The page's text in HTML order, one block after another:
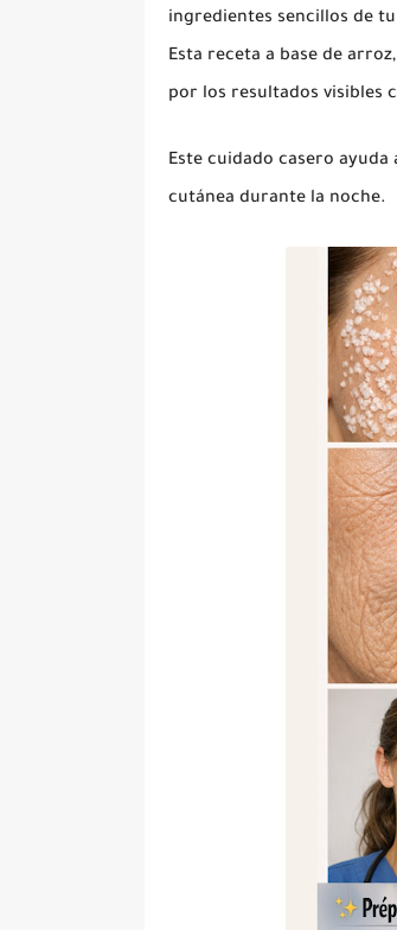
ingredientes sencillos de
Esta receta a base de
por los resultados visibles
Este cuidado casero
cutánea durante la noche.